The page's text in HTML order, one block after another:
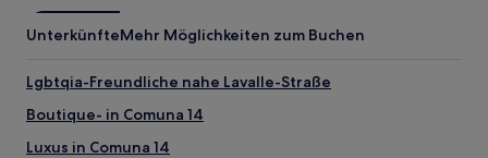
UnterkünfteMehr Möglichkeiten zum Buchen
Lgbtqia-Freundliche nahe Lavalle-Straße
Boutique- in Comuna 14
Luxus in Comuna 14